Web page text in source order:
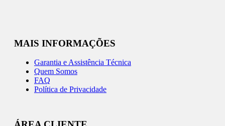
MAIS INFORMAÇÕES
Garantia e Assistência Técnica
Quem Somos
FAQ
Política de Privacidade